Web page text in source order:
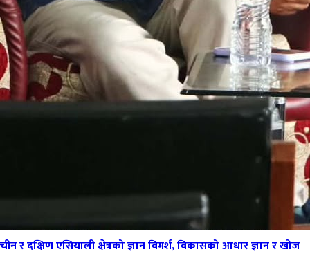
चीन र दक्षिण एसियाली क्षेत्रको ज्ञान विमर्श, विकासको आधार ज्ञान र खोज